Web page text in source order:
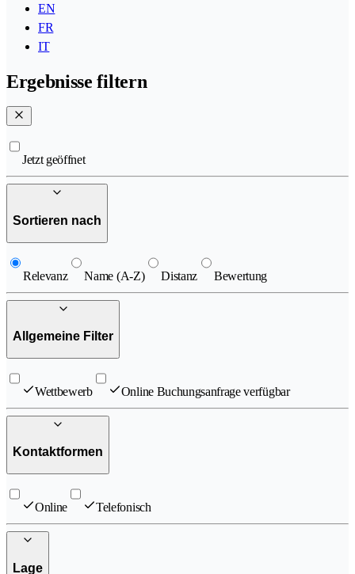
EN
FR
IT
Ergebnisse filtern
Jetzt geöffnet
Sortieren nach
Relevanz Name (A-Z) Distanz Bewertung
Allgemeine Filter
Wettbewerb Online Buchungsanfrage verfügbar
Kontaktformen
Online Telefonisch
Lage